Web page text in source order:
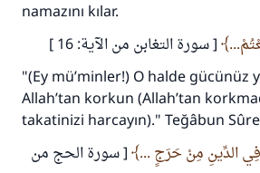
namazını kılar.
[ سورة التغابن من الآية: 16 ]
"(Ey mü’minler!) O halde gücünüz
Allah’tan korkun (Allah’tan
takatinizi harcayın)." Teğâbun
الدِّينِ مِنْ حَرَجٍ ...
[ سورة الحج من
Şimdi katkı